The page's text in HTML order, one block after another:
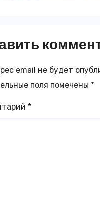
email не будет
поля помечены *
*